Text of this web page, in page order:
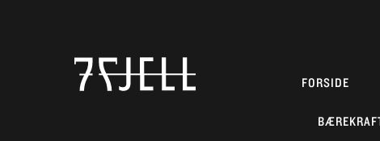
FORSIDE